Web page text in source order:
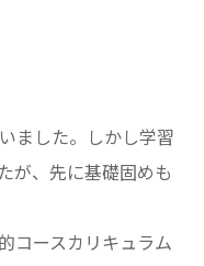
ました。しかし学習
が、先に基礎固めも
コースカリキュラム